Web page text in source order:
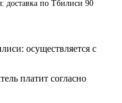
доставка по Тбилиси 90
осуществляется с
платит согласно